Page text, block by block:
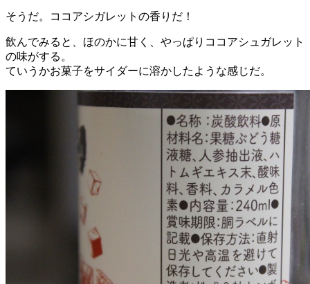
そうだ。ココアシガレットの香りだ！
飲んでみると、ほのかに甘く、やっぱりココアシュガレット
の味がする。
ていうかお菓子をサイダーに溶かしたような感じだ。